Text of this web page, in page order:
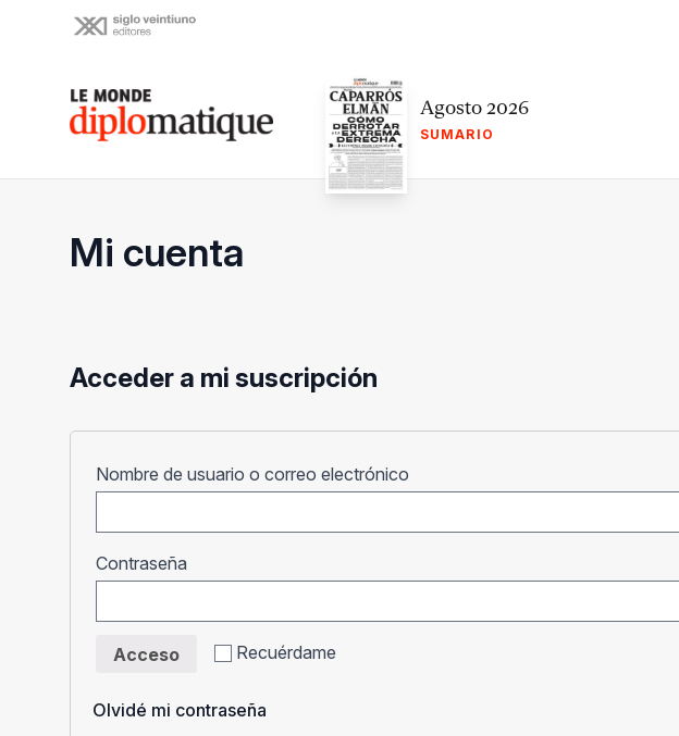
Le monde diplomatique Agosto 2026
SUMARIO
Mi cuenta
Acceder a mi suscripción
Nombre de usuario o correo electrónico
Contraseña
Recuérdame
Acceso
Olvidé mi contraseña